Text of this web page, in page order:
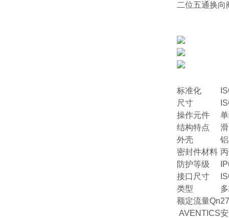
二位五通换向
标准化
尺寸
操作元件
结构特点
外壳
密封件材料
防护等级
接口尺寸
类型
额定流量Qn
AVENTICS